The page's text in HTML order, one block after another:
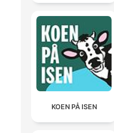
KOEN PÅ ISEN